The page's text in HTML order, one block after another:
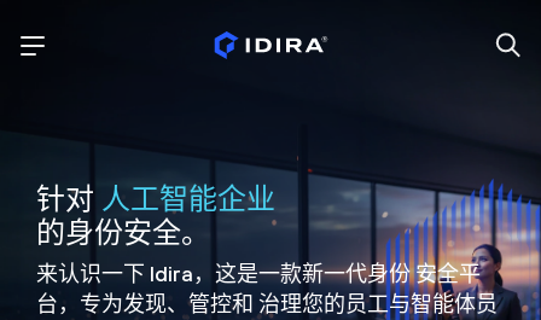
针对 人工智能企业
的身份安全。
来认识一下 Idira，这是一款新一代身份安全平
台，专为发现、管控和 治理您的员工与智能体员